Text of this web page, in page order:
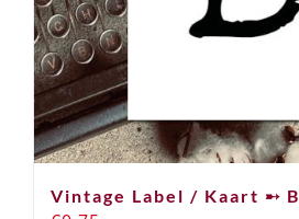
Vintage Label / Kaart ➸ B